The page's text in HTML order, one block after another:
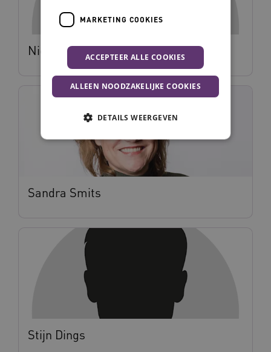
Nico van Oirsouw
Sandra Smits
Stijn Dings
MARKETING COOKIES
ACCEPTEER ALLE COOKIES
ALLEEN NOODZAKELIJKE COOKIES
DETAILS WEERGEVEN
Noodzakelijke cookies
Analytische cookies
op uw privacy.
Provider
__Secure-ROLLOUT_TOKEN
.youtube.com
UMB_SESSION
www.vilans.nl